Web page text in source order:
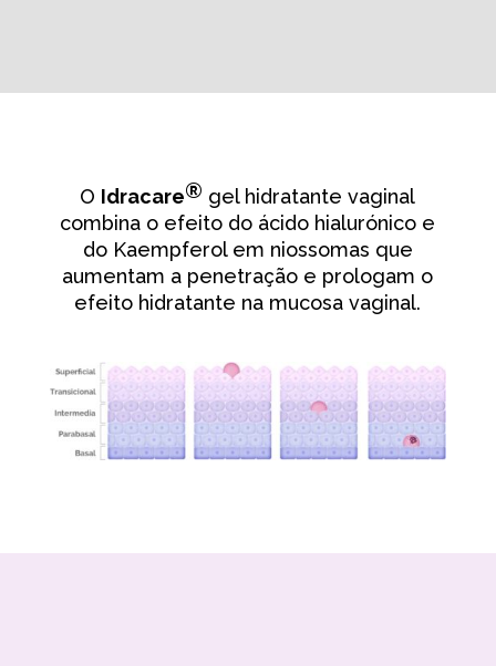
O Idracare® gel hidratante vaginal
combina o efeito do ácido hialurónico e
do Kaempferol em niossomas que
aumentam a penetração e prologam o
efeito hidratante na mucosa vaginal.